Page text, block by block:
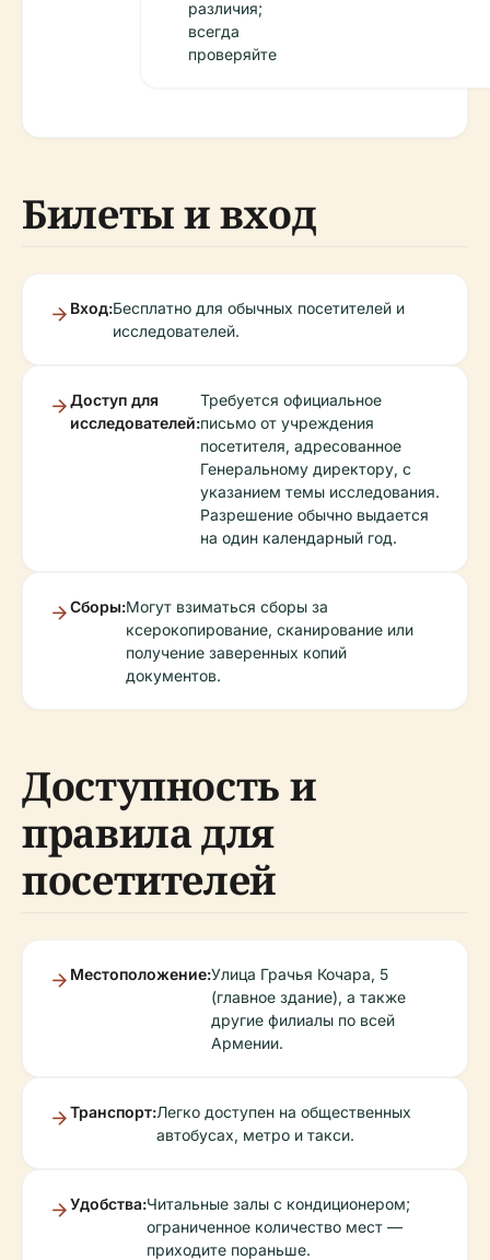
различия;
всегда
проверяйте
Билеты и вход
Вход:Бесплатно для обычных посетителей и
исследователей.
Доступ для
исследователей:
Требуется официальное
письмо от учреждения
посетителя, адресованное
Генеральному директору, с
указанием темы исследования.
Разрешение обычно выдается
на один календарный год.
Сборы:Могут взиматься сборы за
ксерокопирование, сканирование или
получение заверенных копий
документов.
Доступность и
правила для
посетителей
Местоположение:Улица Грачья Кочара, 5
(главное здание), а также
другие филиалы по всей
Армении.
Транспорт:Легко доступен на общественных
автобусах, метро и такси.
Удобства:Читальные залы с кондиционером;
ограниченное количество мест —
приходите пораньше.